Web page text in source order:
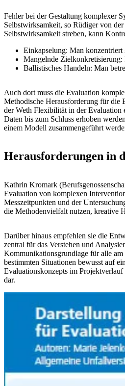
Fehler bei der Gestaltung komplexer
Selbstwirksamkeit, so Rüdiger von
Selbstwirksamkeit streben, kann
Einkapselung: Man konzentriert
Mangelnde Zielkonkretisierung:
Ballistisches Handeln: Man
Auch dort muss die Evaluation
Methodische Herausforderung für die
der Weth Flexibilität in der Evaluation
Daten bis zum Schluss erhoben
einem Modell zusammengeführt
Herausforderungen in
Kathrin Kromark
Evaluation von komplexen
Messzeitpunkten und der
die Methodenvielfalt nutzen, kreative
Darüber hinaus empfehlen sie die
zentral für das Verstehen und
Kommunikationsgrundlage für alle
bestimmten Situationen bewusst auf
Evaluationskonzepts im
dar.